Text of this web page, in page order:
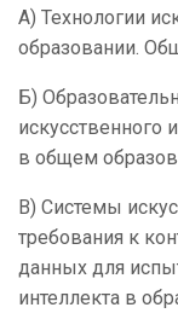
А) Технологии
образовании.
Б)
искусственного
в общем
В) Системы
требования к
данных для
интеллекта в